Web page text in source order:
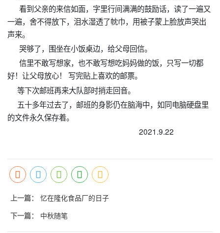
看到父亲的来信如面，字里行间满满的鼓励话，读了一遍又
一遍，舍不得放下，泪水湿透了帎巾，用被子蒙上脸放声哭出
声来。
哭够了，围坐在小饭桌边，给父母回信。
信里不敢写想家，也不敢写想吃妈妈做的饭，只写一切都
好！让父母放心！ 写完贴上喜欢的邮票。
等下次邮班再来大队部时捎走回音。
五十多年过去了，邮班的身影仍在脑海中，如同电脑硬盘里
的文件永久保存着。
2021.9.22
上一篇：
忆在隆化食品厂的日子
下一篇：
中秋随笔